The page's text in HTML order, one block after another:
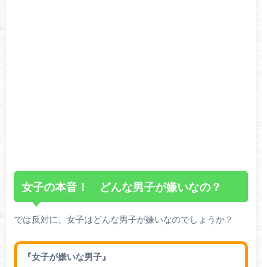
女子の本音！ どんな男子が嫌いなの？
では反対に、女子はどんな男子が嫌いなのでしょうか？
『女子が嫌いな男子』